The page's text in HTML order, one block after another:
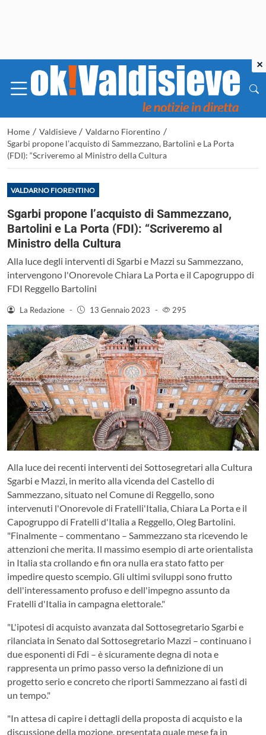
Home / Valdisieve / Valdarno Fiorentino /
Sgarbi propone l’acquisto di Sammezzano, Bartolini e La Porta
(FDI): “Scriveremo al Ministro della Cultura
VALDARNO FIORENTINO
Sgarbi propone l’acquisto di Sammezzano,
Bartolini e La Porta (FDI): “Scriveremo al
Ministro della Cultura
Alla luce degli interventi di Sgarbi e Mazzi su Sammezzano,
intervengono l'Onorevole Chiara La Porta e il Capogruppo di
FDI Reggello Bartolini
La Redazione - 13 Gennaio 2023 - 295
Alla luce dei recenti interventi dei Sottosegretari alla Cultura
Sgarbi e Mazzi, in merito alla vicenda del Castello di
Sammezzano, situato nel Comune di Reggello, sono
intervenuti l'Onorevole di Fratelli'Italia, Chiara La Porta e il
Capogruppo di Fratelli d'Italia a Reggello, Oleg Bartolini.
"Finalmente – commentano – Sammezzano sta ricevendo le
attenzioni che merita. Il massimo esempio di arte orientalista
in Italia sta crollando e fin ora nulla era stato fatto per
impedire questo scempio. Gli ultimi sviluppi sono frutto
dell'interessamento profuso e dell'impegno assunto da
Fratelli d'Italia in campagna elettorale."
"L'ipotesi di acquisto avanzata dal Sottosegretario Sgarbi e
rilanciata in Senato dal Sottosegretario Mazzi – continuano i
due esponenti di Fdi – è sicuramente degna di nota e
rappresenta un primo passo verso la definizione di un
progetto serio e concreto che riporti Sammezzano ai fasti di
un tempo."
"In attesa di capire i dettagli della proposta di acquisto e la
discussione della mozione, presentata quale mese fa in
×